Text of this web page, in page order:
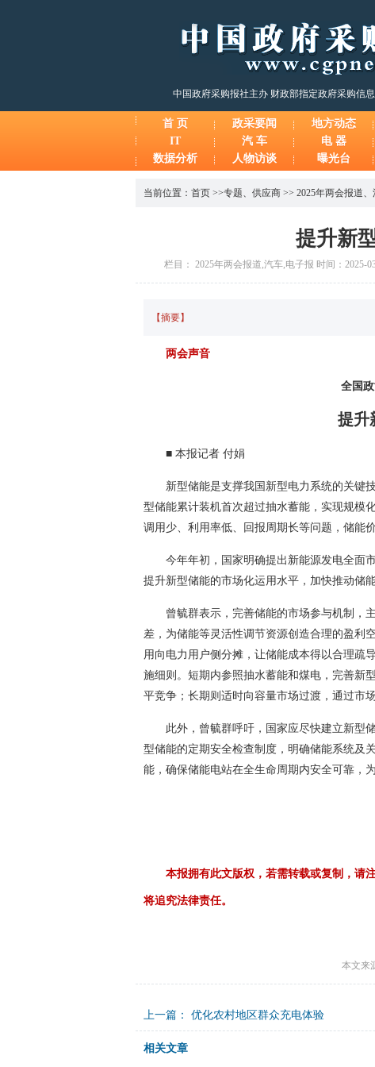
中国政府采购报社主办 财政部指定政府采购信
首 页 政采要闻 地方动态
IT
汽 车 电 器
数据分析
人物访谈 曝光台
当前位置： 首页 >>专题、 供应商 >> 2025年两会报道、
提升新
栏目： 2025年两会报道,汽车,电子报 时间：2025-
【摘要】
两会声音
全国
提升
■ 本报记者 付娟
新型储能是支撑我国新型电力系统的关键
型储能累计装机首次超过抽水蓄能，实现规模
调用少、利用率低、回报周期长等问题，储能
今年年初，国家明确提出新能源发电全面
提升新型储能的市场化运用水平，加快推动储
曾毓群表示，完善储能的市场参与机制，
差，为储能等灵活性调节资源创造合理的盈利
用向电力用户侧分摊，让储能成本得以合理疏
施细则。短期内参照抽水蓄能和煤电，完善新
平竞争；长期则适时向容量市场过渡，通过市
此外，曾毓群呼吁，国家应尽快建立新型
型储能的定期安全检查制度，明确储能系统及
能，确保储能电站在全生命周期内安全可靠，
本报拥有此文版权，若需转载或复制，请
将追究法律责任。
本文来
上一篇： 优化农村地区群众充电体验
相关文章